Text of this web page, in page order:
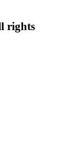
rights